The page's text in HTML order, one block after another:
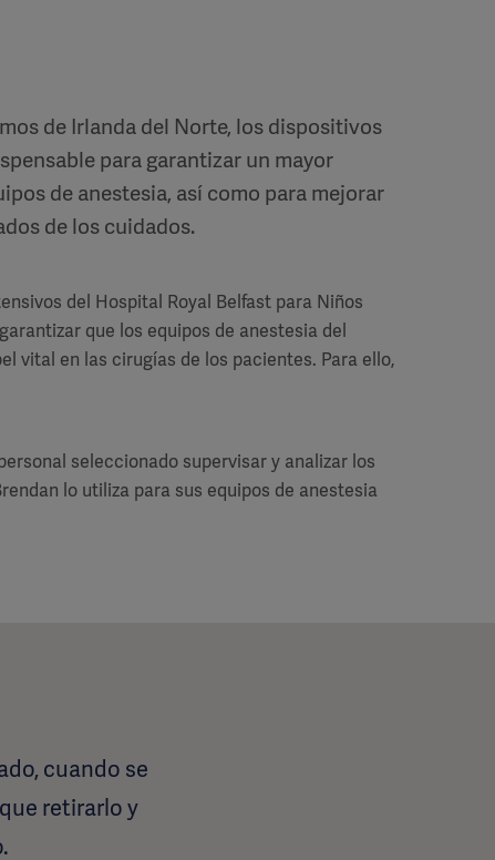
de Irlanda del Norte, los dispositivos
para garantizar un mayor
de anestesia, así como para mejorar
de los cuidados.
del Hospital Royal Belfast para Niños
que los equipos de anestesia del
vital en las cirugías de los pacientes. Para ello,
seleccionado supervisar y analizar los
lo utiliza para sus equipos de anestesia
cuando se
retirarlo y